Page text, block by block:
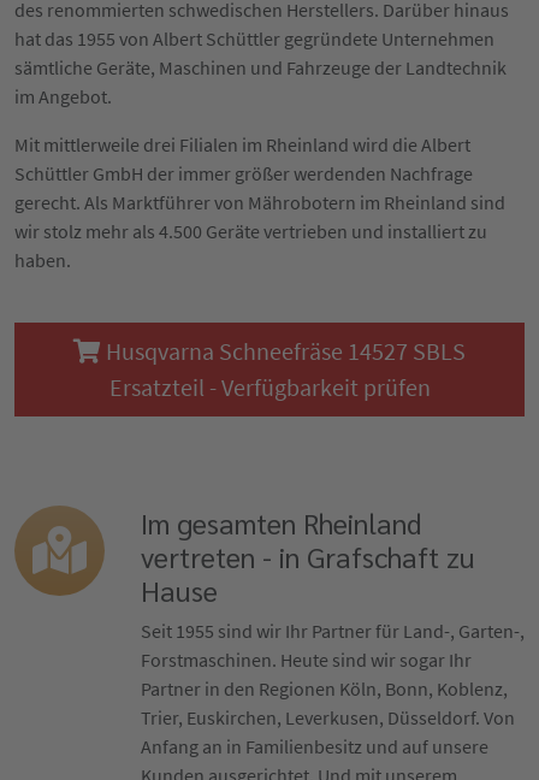
des renommierten schwedischen Herstellers. Darüber hinaus
hat das 1955 von Albert Schüttler gegründete Unternehmen
sämtliche Geräte, Maschinen und Fahrzeuge der Landtechnik
im Angebot.
Mit mittlerweile drei Filialen im Rheinland wird die Albert
Schüttler GmbH der immer größer werdenden Nachfrage
gerecht. Als Marktführer von Mährobotern im Rheinland sind
wir stolz mehr als 4.500 Geräte vertrieben und installiert zu
haben.
Husqvarna Schneefräse 14527 SBLS
Ersatzteil - Verfügbarkeit prüfen
Im gesamten Rheinland
vertreten - in Grafschaft zu
Hause
Seit 1955 sind wir Ihr Partner für Land-, Garten-,
Forstmaschinen. Heute sind wir sogar Ihr
Partner in den Regionen Köln, Bonn, Koblenz,
Trier, Euskirchen, Leverkusen, Düsseldorf. Von
Anfang an in Familienbesitz und auf unsere